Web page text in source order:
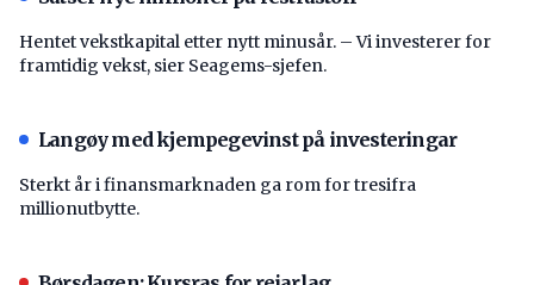
Hentet vekstkapital etter nytt minusår. – Vi investerer for
framtidig vekst, sier Seagems-sjefen.
Langøy med kjempegevinst på investeringar
Sterkt år i finansmarknaden ga rom for tresifra
millionutbytte.